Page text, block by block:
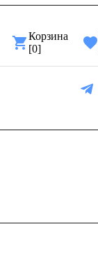
Корзина
[0]